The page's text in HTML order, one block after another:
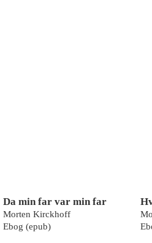
Da min far var min far
Morten Kirckhoff
Ebog (epub)